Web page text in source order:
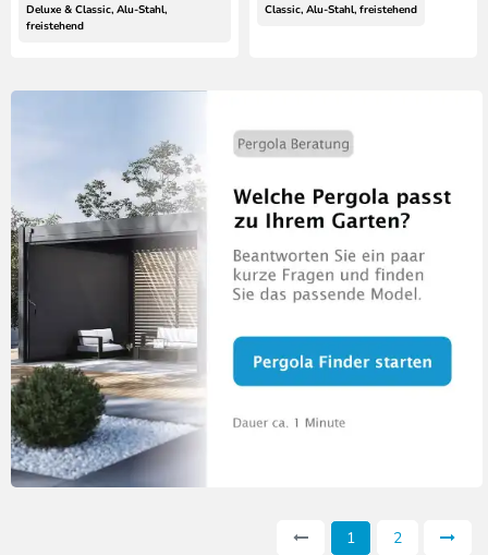
Deluxe & Classic, Alu-Stahl,
freistehend
Classic, Alu-Stahl, freistehend
1 2